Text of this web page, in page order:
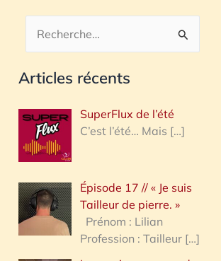
c
h
r
h
e
Articles récents
SuperFlux de l’été
C’est l’été… Mais […]
Épisode 17 // « Je suis
Tailleur de pierre. »
Prénom : Lilian
Profession : Tailleur […]